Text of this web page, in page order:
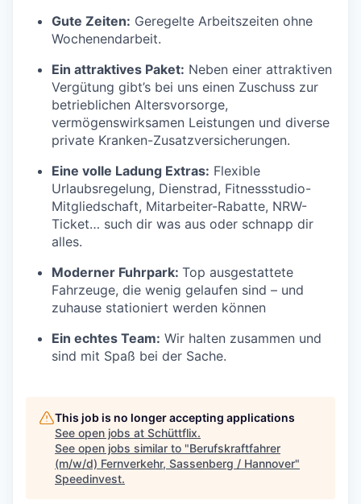
Gute Zeiten: Geregelte Arbeitszeiten ohne
Wochenendarbeit.
Ein attraktives Paket: Neben einer attraktiven
Vergütung gibt’s bei uns einen Zuschuss zur
betrieblichen Altersvorsorge,
vermögenswirksamen Leistungen und diverse
private Kranken-Zusatzversicherungen.
Eine volle Ladung Extras: Flexible
Urlaubsregelung, Dienstrad, Fitnessstudio-
Mitgliedschaft, Mitarbeiter-Rabatte, NRW-
Ticket… such dir was aus oder schnapp dir
alles.
Moderner Fuhrpark: Top ausgestattete
Fahrzeuge, die wenig gelaufen sind – und
zuhause stationiert werden können
Ein echtes Team: Wir halten zusammen und
sind mit Spaß bei der Sache.
This job is no longer accepting applications
See open jobs at Schüttflix.
See open jobs similar to "Berufskraftfahrer
(m/w/d) Fernverkehr, Sassenberg / Hannover"
Speedinvest.